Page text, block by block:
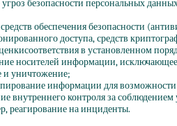
безопасности персональных
обеспечения безопасности
доступа, средств
в установленном
носителей информации,
и уничтожение;
информации для возможности
внутреннего контроля за
реагирование на инциденты.